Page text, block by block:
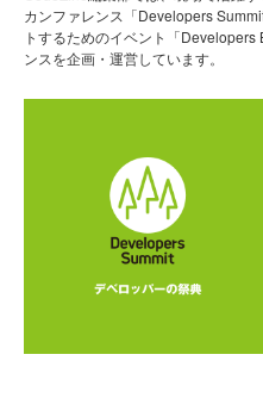
カンファレンス「Developers
トするためのイベント「
ンスを企画・運営しています。